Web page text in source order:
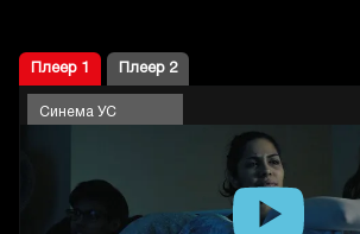
Плеер 1 Плеер 2
Синема УС